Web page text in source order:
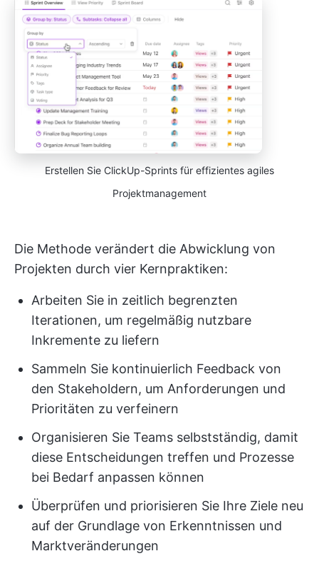
Erstellen Sie ClickUp-Sprints für effizientes agiles
Projektmanagement
Die Methode verändert die Abwicklung von
Projekten durch vier Kernpraktiken:
Arbeiten Sie in zeitlich begrenzten
Iterationen, um regelmäßig nutzbare
Inkremente zu liefern
Sammeln Sie kontinuierlich Feedback von
den Stakeholdern, um Anforderungen und
Prioritäten zu verfeinern
Organisieren Sie Teams selbstständig, damit
diese Entscheidungen treffen und Prozesse
bei Bedarf anpassen können
Überprüfen und priorisieren Sie Ihre Ziele neu
auf der Grundlage von Erkenntnissen und
Marktveränderungen